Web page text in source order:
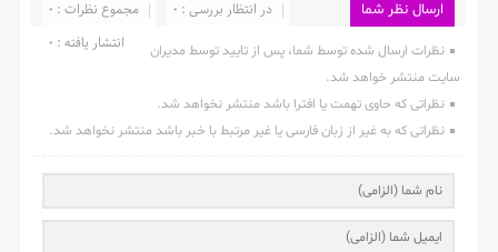
ارسال نظر شما مجموع نظرات : 0
در انتظار بررسی : 0
انتشار یافته : 0
نظرات ارسال شده توسط شما، پس از تایید توسط مدیران
سایت منتشر خواهد شد.
نظراتی که حاوی تهمت یا افترا باشد منتشر نخواهد شد.
نظراتی که به غیر از زبان فارسی یا غیر مرتبط با خبر باشد منتشر نخواهد شد.